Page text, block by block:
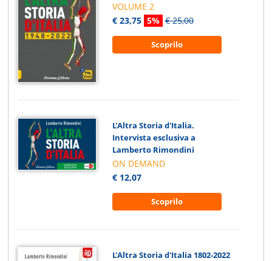
VOLUME 2
€ 23,75 5% € 25,00
Scoprilo
L'Altra Storia d'Italia.
Intervista esclusiva a
Lamberto Rimondini
ON DEMAND
€ 12,07
Scoprilo
L'Altra Storia d'Italia 1802-2022